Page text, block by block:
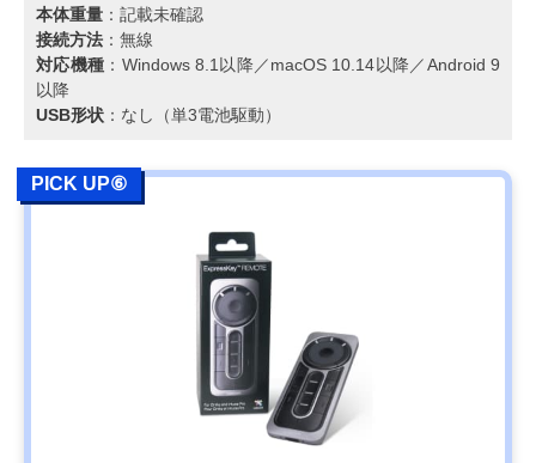
本体重量 ：記載未確認
接続方法 ：無線
対応機種 ：Windows 8.1以降／macOS 10.14以降／Android 9
以降
USB形状 ：なし（単3電池駆動）
PICK UP⑥